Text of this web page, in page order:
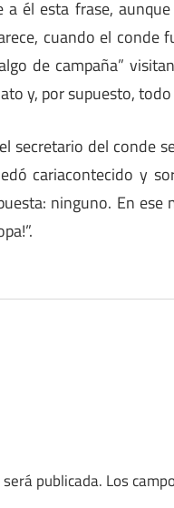
a él esta frase,
cuando el conde
de campaña”
y, por supuesto,
secretario del conde
cariacontecido y
ninguno. En
publicada. Los